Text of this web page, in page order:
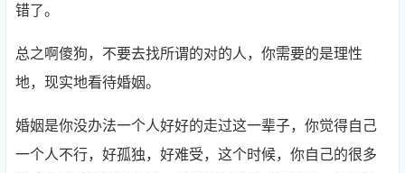
错了。
总之啊傻狗，不要去找所谓的对的人，你需要的是理性
地，现实地看待婚姻。
婚姻是你没办法一个人好好的走过这一辈子，你觉得自己
一个人不行，好孤独，好难受，这个时候，你自己的很多